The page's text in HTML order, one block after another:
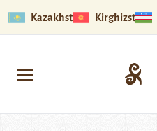
Kazakhstan Kirghizstan